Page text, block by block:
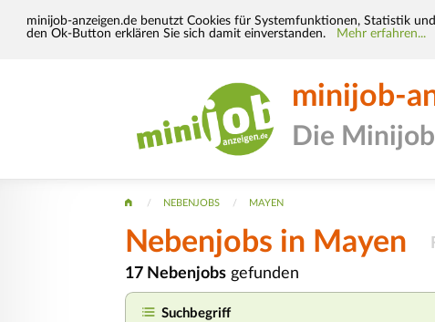
minijob-anzeigen.de benutzt Cookies für Systemfunktionen, Statistik
den Ok-Button erklären Sie sich damit einverstanden.
Mehr erfahren...
minijob-
Die
NEBENJOBS MAYEN
Nebenjobs in Mayen
17 Nebenjobs gefunden
Suchbegriff